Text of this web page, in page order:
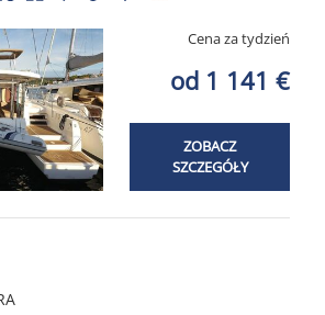
Cena za tydzień
od 1 141 €
ZOBACZ
SZCZEGÓŁY